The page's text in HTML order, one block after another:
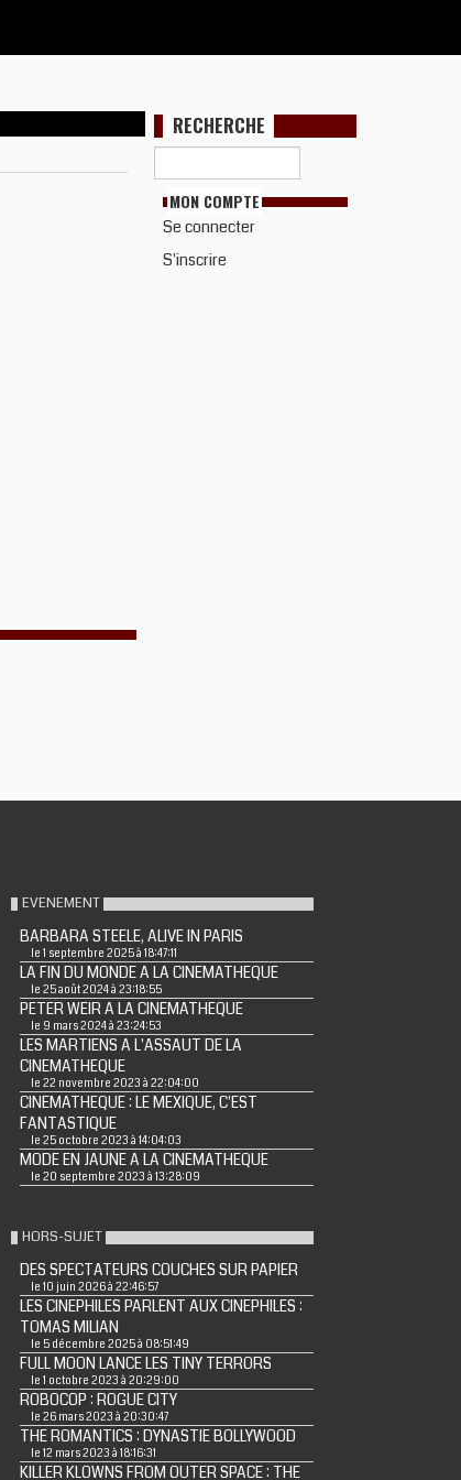
RECHERCHE
MON COMPTE
Se connecter
S'inscrire
EVENEMENT
BARBARA STEELE, ALIVE IN PARIS
le 1 septembre 2025 à 18:47:11
LA FIN DU MONDE A LA CINEMATHEQUE
le 25 août 2024 à 23:18:55
PETER WEIR A LA CINEMATHEQUE
le 9 mars 2024 à 23:24:53
LES MARTIENS A L'ASSAUT DE LA
CINEMATHEQUE
le 22 novembre 2023 à 22:04:00
CINEMATHEQUE : LE MEXIQUE, C'EST
FANTASTIQUE
le 25 octobre 2023 à 14:04:03
MODE EN JAUNE A LA CINEMATHEQUE
le 20 septembre 2023 à 13:28:09
HORS-SUJET
DES SPECTATEURS COUCHES SUR PAPIER
le 10 juin 2026 à 22:46:57
LES CINEPHILES PARLENT AUX CINEPHILES :
TOMAS MILIAN
le 5 décembre 2025 à 08:51:49
FULL MOON LANCE LES TINY TERRORS
le 1 octobre 2023 à 20:29:00
ROBOCOP : ROGUE CITY
le 26 mars 2023 à 20:30:47
THE ROMANTICS : DYNASTIE BOLLYWOOD
le 12 mars 2023 à 18:16:31
KILLER KLOWNS FROM OUTER SPACE : THE